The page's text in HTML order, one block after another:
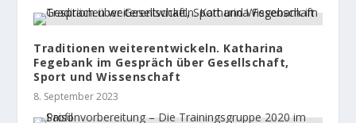
Traditionen weiterentwickeln. Katharina
Fegebank im Gespräch über Gesellschaft,
Sport und Wissenschaft
8. September 2023